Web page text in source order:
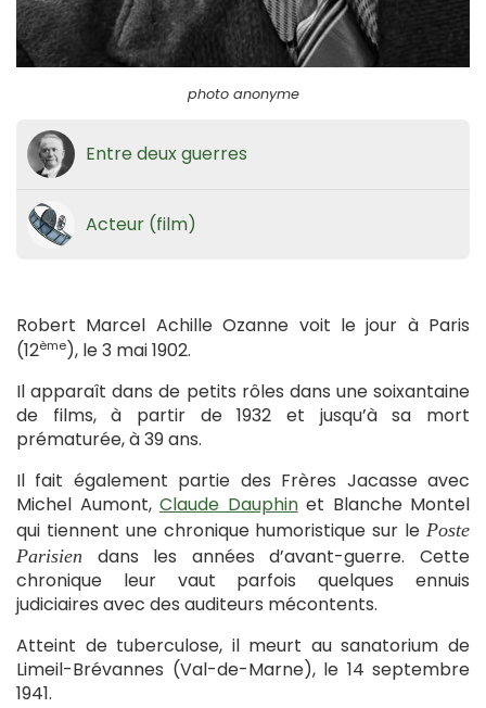
photo anonyme
Entre deux guerres
Acteur (film)
Robert Marcel Achille Ozanne voit le jour à Paris
(12ème), le 3 mai 1902.
Il apparaît dans de petits rôles dans une soixantaine
de films, à partir de 1932 et jusqu’à sa mort
prématurée, à 39 ans.
Il fait également partie des Frères Jacasse avec
Michel Aumont, Claude Dauphinet Blanche Montel
qui tiennent une chronique humoristique sur le Poste
Parisien
dans les années d’avant-guerre. Cette
chronique leur vaut parfois quelques ennuis
judiciaires avec des auditeurs mécontents.
Atteint de tuberculose, il meurt au sanatorium de
Limeil-Brévannes (Val-de-Marne), le 14 septembre
1941.